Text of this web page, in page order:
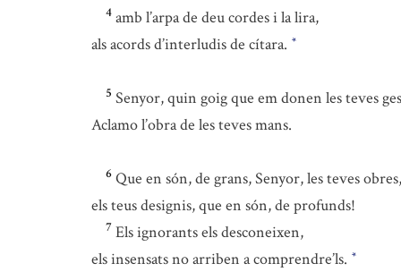
4 amb l’arpa de deu cordes i la lira,
als acords d’interludis de cítara. *
5 Senyor, quin goig que em donen les teves
Aclamo l’obra de les teves mans.
6 Que en són, de grans, Senyor, les teves obres,
els teus designis, que en són, de profunds!
7 Els ignorants els desconeixen,
els insensats no arriben a comprendre’ls. *